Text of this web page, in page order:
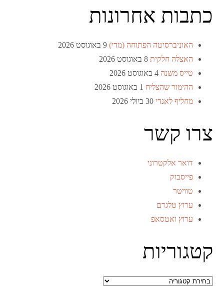
כתבות אחרונות
האוניברסיטה הפתוחה (מדי) 9 באוגוסט 2026
האצלה חלקית 8 באוגוסט 2026
טייס משנה 4 באוגוסט 2026
ההימור שהצליח 1 באוגוסט 2026
מחליף לאנדי 30 ביולי 2026
צרו קשר
דואר אלקטרוני
פייסבוק
טוויטר
ערוץ טלגרם
ערוץ ואטסאפ
קטגוריות
קטגוריות